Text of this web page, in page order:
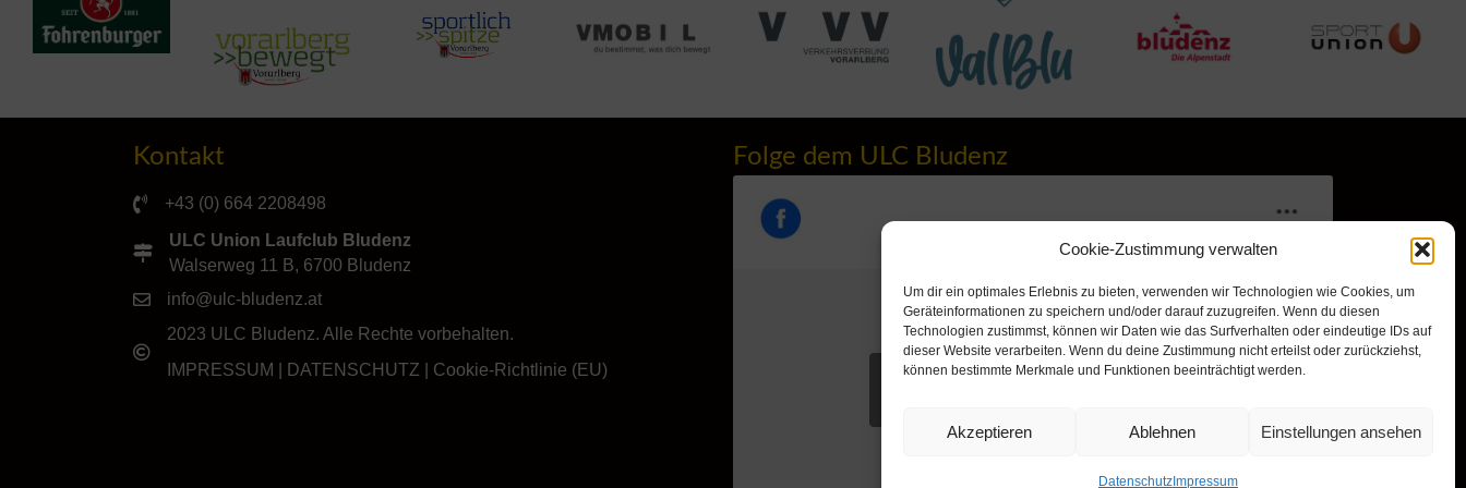
Cookie-Zustimmung verwalten
Um dir ein optimales Erlebnis zu bieten, verwenden wir Technologien wie Cookies, um
Geräteinformationen zu speichern und/oder darauf zuzugreifen. Wenn du diesen
Technologien zustimmst, können wir Daten wie das Surfverhalten oder eindeutige IDs auf
dieser Website verarbeiten. Wenn du deine Zustimmung nicht erteilst oder zurückziehst,
können bestimmte Merkmale und Funktionen beeinträchtigt werden.
Akzeptieren Ablehnen Einstellungen ansehen
DatenschutzImpressum
Kontakt
+43 (0) 664 2208498
ULC Union Laufclub Bludenz
Walserweg 11 B, 6700 Bludenz
info@ulc-bludenz.at
2023 ULC Bludenz. Alle Rechte vorbehalten.
IMPRESSUM
DATENSCHUTZ Cookie-Richtlinie (EU)
Folge dem ULC Bludenz
Klicke hier, um Marketing-Cookies zu